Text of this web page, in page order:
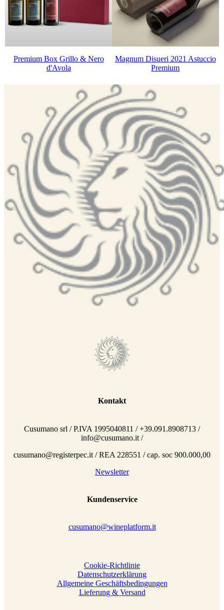
Premium Box Grillo & Nero
d'Avola
Magnum Disueri 2021 Astuccio
Premium
Kontakt
Cusumano srl / P.IVA 1995040811 / +39.091.8908713 /
info@cusumano.it /
cusumano@registerpec.it / REA 228551 / cap. soc 900.000,00
Newsletter
Kundenservice
cusumano@wineplatform.it
Cookie-Richtlinie
Datenschutzerklärung
Allgemeine Geschäftsbedingungen
Lieferung & Versand